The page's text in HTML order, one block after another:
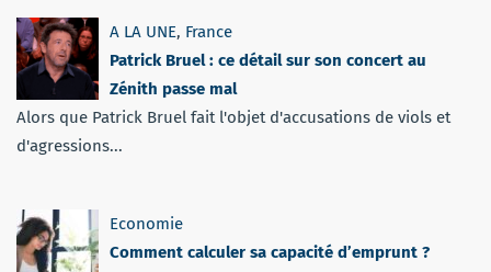
A LA UNE, France
Patrick Bruel : ce détail sur son concert au
Zénith passe mal
Alors que Patrick Bruel fait l'objet d'accusations de viols et
d'agressions...
Economie
Comment calculer sa capacité d’emprunt ?